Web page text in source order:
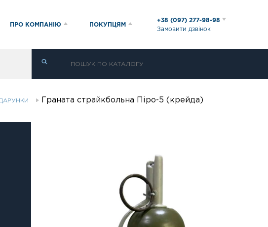
ПРО КОМПАНІЮ ПОКУПЦЯМ
+38 (097) 277-98-98
Замовити дзвінок
Граната страйкбольна Піро-5 (крейда)